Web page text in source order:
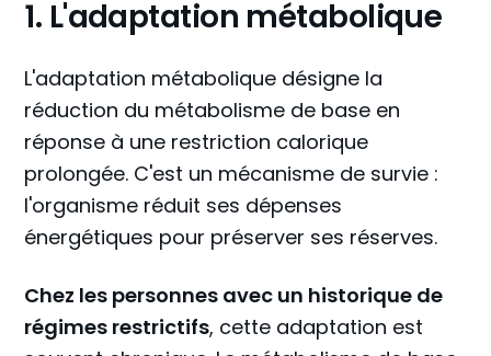
1. L'adaptation métabolique
L'adaptation métabolique désigne la
réduction du métabolisme de base en
réponse à une restriction calorique
prolongée. C'est un mécanisme de survie :
l'organisme réduit ses dépenses
énergétiques pour préserver ses réserves.
Chez les personnes avec un historique de
régimes restrictifs, cette adaptation est